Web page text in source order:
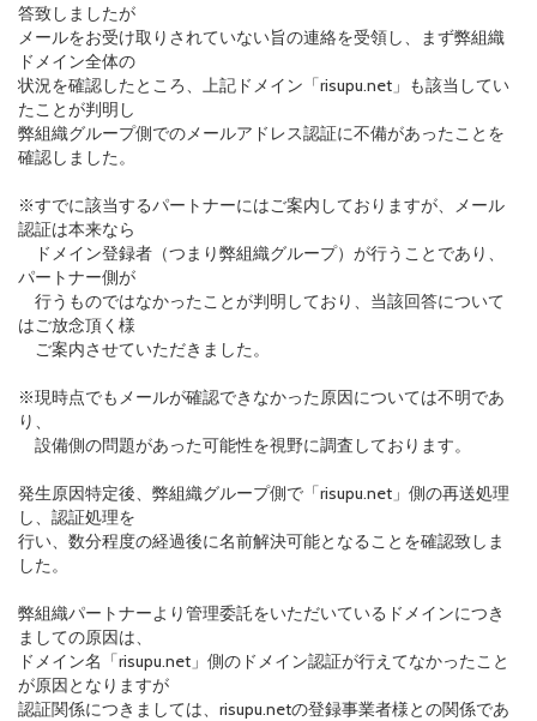
答致しましたが
メールをお受け取りされていない旨の連絡を受領し、まず弊組織
ドメイン全体の
状況を確認したところ、上記ドメイン「risupu.net」も該当してい
たことが判明し
弊組織グループ側でのメールアドレス認証に不備があったことを
確認しました。
※すでに該当するパートナーにはご案内しておりますが、メール
認証は本来なら
ドメイン登録者（つまり弊組織グループ）が行うことであり、
パートナー側が
行うものではなかったことが判明しており、当該回答について
はご放念頂く様
ご案内させていただきました。
※現時点でもメールが確認できなかった原因については不明であ
り、
設備側の問題があった可能性を視野に調査しております。
発生原因特定後、弊組織グループ側で「risupu.net」側の再送処理
し、認証処理を
行い、数分程度の経過後に名前解決可能となることを確認致しま
した。
弊組織パートナーより管理委託をいただいているドメインにつき
ましての原因は、
ドメイン名「risupu.net」側のドメイン認証が行えてなかったこと
が原因となりますが
認証関係につきましては、risupu.netの登録事業者様との関係であ